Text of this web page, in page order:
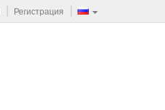
Регистрация